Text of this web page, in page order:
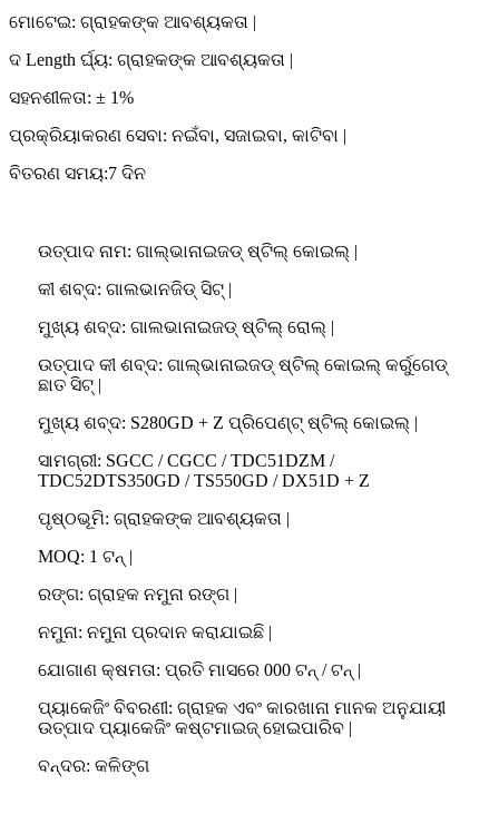
ମୋଟେଇ: ଗ୍ରାହକଙ୍କ ଆବଶ୍ୟକତା |
ଦ Length ର୍ଘ୍ୟ: ଗ୍ରାହକଙ୍କ ଆବଶ୍ୟକତା |
ସହନଶୀଳତା: ± 1%
ପ୍ରକ୍ରିୟାକରଣ ସେବା: ନଇଁବା, ସଜାଇବା, କାଟିବା |
ବିତରଣ ସମୟ:7 ଦିନ
ଉତ୍ପାଦ ନାମ: ଗାଲ୍ଭାନାଇଜଡ୍ ଷ୍ଟିଲ୍ କୋଇଲ୍ |
କୀ ଶବ୍ଦ: ଗାଲଭାନଜିଡ୍ ସିଟ୍ |
ମୁଖ୍ୟ ଶବ୍ଦ: ଗାଲଭାନାଇଜଡ୍ ଷ୍ଟିଲ୍ ରୋଲ୍ |
ଉତ୍ପାଦ କୀ ଶବ୍ଦ: ଗାଲ୍ଭାନାଇଜଡ୍ ଷ୍ଟିଲ୍ କୋଇଲ୍ କର୍ରୁଗେଡ୍
ଛାତ ସିଟ୍ |
ମୁଖ୍ୟ ଶବ୍ଦ: S280GD + Z ପ୍ରିପେଣ୍ଟ୍ ଷ୍ଟିଲ୍ କୋଇଲ୍ |
ସାମଗ୍ରୀ: SGCC / CGCC / TDC51DZM /
TDC52DTS350GD / TS550GD / DX51D + Z
ପୃଷ୍ଠଭୂମି: ଗ୍ରାହକଙ୍କ ଆବଶ୍ୟକତା |
MOQ: 1 ଟନ୍ |
ରଙ୍ଗ: ଗ୍ରାହକ ନମୁନା ରଙ୍ଗ |
ନମୁନା: ନମୁନା ପ୍ରଦାନ କରାଯାଇଛି |
ଯୋଗାଣ କ୍ଷମତା: ପ୍ରତି ମାସରେ 000 ଟନ୍ / ଟନ୍ |
ପ୍ୟାକେଜିଂ ବିବରଣୀ: ଗ୍ରାହକ ଏବଂ କାରଖାନା ମାନକ ଅନୁଯାୟୀ
ଉତ୍ପାଦ ପ୍ୟାକେଜିଂ କଷ୍ଟମାଇଜ୍ ହୋଇପାରିବ |
ବନ୍ଦର: କଳିଙ୍ଗ